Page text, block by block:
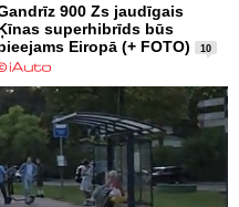
900 Zs jaudīgais
superhibrīds būs
Eiropā (+ FOTO)
10